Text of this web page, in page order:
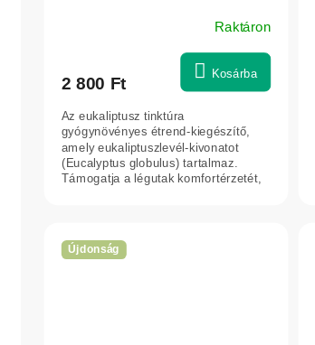
Raktáron
2 800 Ft Kosárba
Az eukaliptusz tinktúra
gyógynövényes étrend-kiegészítő,
amely eukaliptuszlevél-kivonatot
(Eucalyptus globulus) tartalmaz.
Támogatja a légutak komfortérzetét,
Újdonság